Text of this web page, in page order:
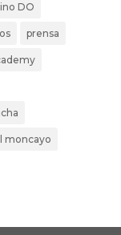
DO
prensa
moncayo